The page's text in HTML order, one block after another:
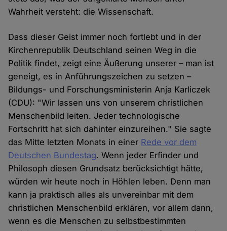
Wahrheit versteht: die Wissenschaft.
Dass dieser Geist immer noch fortlebt und in der
Kirchenrepublik Deutschland seinen Weg in die
Politik findet, zeigt eine Äußerung unserer – man ist
geneigt, es in Anführungszeichen zu setzen –
Bildungs- und Forschungsministerin Anja Karliczek
(CDU): "Wir lassen uns von unserem christlichen
Menschenbild leiten. Jeder technologische
Fortschritt hat sich dahinter einzureihen." Sie sagte
das Mitte letzten Monats in einer Rede vor dem
Deutschen Bundestag. Wenn jeder Erfinder und
Philosoph diesen Grundsatz berücksichtigt hätte,
würden wir heute noch in Höhlen leben. Denn man
kann ja praktisch alles als unvereinbar mit dem
christlichen Menschenbild erklären, vor allem dann,
wenn es die Menschen zu selbstbestimmten